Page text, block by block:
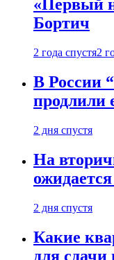
«Первый
Бортич
2 года спустя2
В России
продлили
2 дня спустя
На
2 дня спустя
Какие
для сдачи